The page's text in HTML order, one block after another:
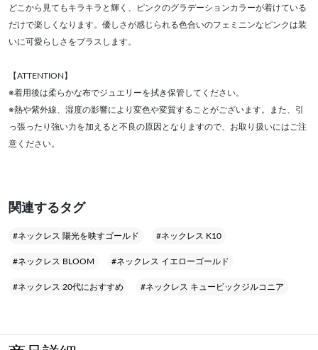
どこから見てもキラキラと輝く、ピンクのグラデーションカラーが着けている
だけで楽しくなります。優しさが感じられる色合いのフェミニンなピンクは装
いに可愛らしさをプラスします。
【ATTENTION】
※着用後は柔らかな布でジュエリーを拭き保管してください。
※熱や紫外線、湿度の影響により変色や変質することがございます。また、引
っ張ったり強い力を加えると不良の原因となりますので、お取り扱いにはご注
意ください。
関連するタグ
#ネックレス 陽光を映すゴールド #ネックレス K10
#ネックレス BLOOM #ネックレス イエローゴールド
#ネックレス 20代におすすめ #ネックレス キュービックジルコニア